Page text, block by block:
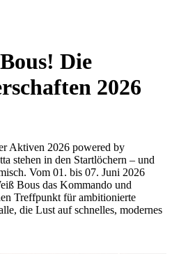
Die
2026
Aktiven 2026 powered by
stehen in den Startlöchern – und
Vom 01. bis 07. Juni 2026
Bous das Kommando und
Treffpunkt für ambitionierte
die Lust auf schnelles, modernes